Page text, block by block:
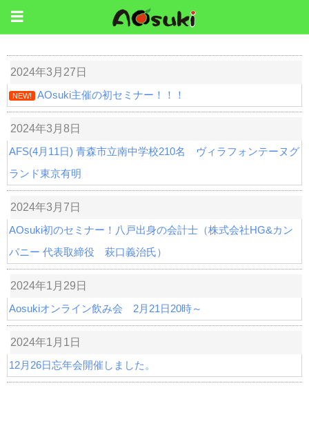
2024年3月27日
NEW! AOsuki主催の初セミナー！！！
2024年3月8日
AFS(4月11日) 青森市立南中学校210名 ヴィラフォンテーヌグ
ランド東京有明
2024年3月7日
AOsuki初のセミナー！八戸出身の会計士（株式会社HG&カン
パニー 代表取締役 萩口義治氏）
2024年1月29日
Aosukiオンライン飲み会 2月21日20時～
2024年1月1日
12月26日忘年会開催しました。